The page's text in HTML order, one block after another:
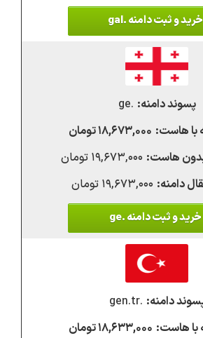
خرید و ثبت دامنه .gal
.ge
۱۸,۶۷۳,۰۰۰ تومان
۱۹,۶۷۳,۰۰۰ تومان
۱۹,۶۷۳,۰۰۰ تومان
خرید و ثبت دامنه .ge
.gen.tr
۱۸,۶۳۳,۰۰۰ تومان